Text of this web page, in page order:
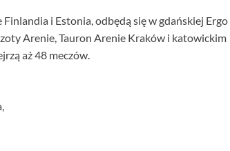
Finlandia i Estonia, odbędą się w gdańskiej Ergo
Arenie, Tauron Arenie Kraków i katowickim
aż 48 meczów.